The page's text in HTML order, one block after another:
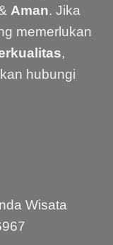
Aman. Jika
memerlukan
,
hubungi
Wisata